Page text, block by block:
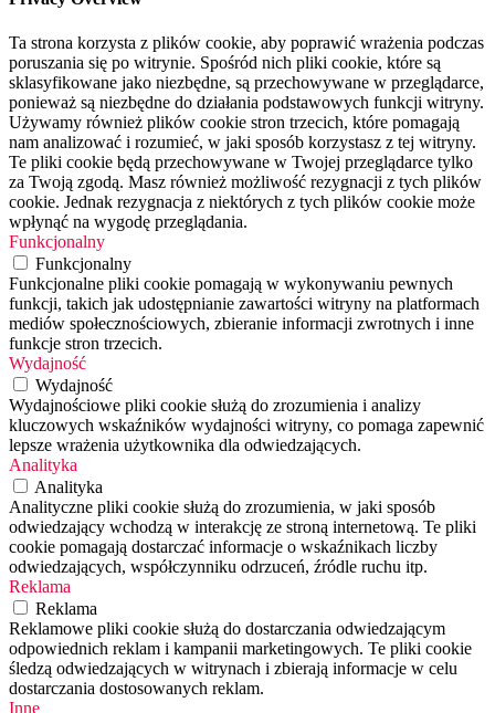
Ta strona korzysta z plików cookie, aby poprawić wrażenia podczas
poruszania się po witrynie. Spośród nich pliki cookie, które są
sklasyfikowane jako niezbędne, są przechowywane w przeglądarce,
ponieważ są niezbędne do działania podstawowych funkcji witryny.
Używamy również plików cookie stron trzecich, które pomagają
nam analizować i rozumieć, w jaki sposób korzystasz z tej witryny.
Te pliki cookie będą przechowywane w Twojej przeglądarce tylko
za Twoją zgodą. Masz również możliwość rezygnacji z tych plików
cookie. Jednak rezygnacja z niektórych z tych plików cookie może
wpłynąć na wygodę przeglądania.
Funkcjonalny
Funkcjonalny
Funkcjonalne pliki cookie pomagają w wykonywaniu pewnych
funkcji, takich jak udostępnianie zawartości witryny na platformach
mediów społecznościowych, zbieranie informacji zwrotnych i inne
funkcje stron trzecich.
Wydajność
Wydajność
Wydajnościowe pliki cookie służą do zrozumienia i analizy
kluczowych wskaźników wydajności witryny, co pomaga zapewnić
lepsze wrażenia użytkownika dla odwiedzających.
Analityka
Analityka
Analityczne pliki cookie służą do zrozumienia, w jaki sposób
odwiedzający wchodzą w interakcję ze stroną internetową. Te pliki
cookie pomagają dostarczać informacje o wskaźnikach liczby
odwiedzających, współczynniku odrzuceń, źródle ruchu itp.
Reklama
Reklama
Reklamowe pliki cookie służą do dostarczania odwiedzającym
odpowiednich reklam i kampanii marketingowych. Te pliki cookie
śledzą odwiedzających w witrynach i zbierają informacje w celu
dostarczania dostosowanych reklam.
Inne